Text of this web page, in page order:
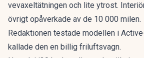
vevaxeltätningen och lite ytrost.
övrigt opåverkade av de 10 000 milen.
Redaktionen testade modellen i
kallade den en billig friluftsvagn.